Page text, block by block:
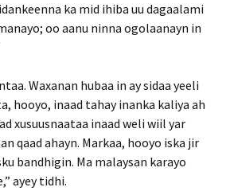
ka mid ihiba uu dagaalami
oo aanu ninna ogolaanayn in
Waxanan hubaa in ay sidaa yeeli
hooyo, inaad tahay inanka kaliya ah
xusuusnaataa inaad weli wiil yar
qaad ahayn. Markaa, hooyo iska jir
bandhigin. Ma malaysan karayo
ayey tidhi.